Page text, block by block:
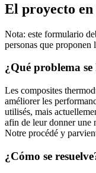
El proyecto
Nota: este formulario
personas que proponen
¿Qué problema se
Les composites
améliorer les
utilisés, mais
afin de leur donner une
Notre procédé y
¿Cómo se